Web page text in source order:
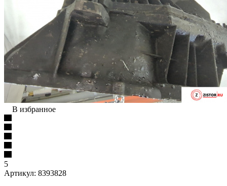
В избранное
5
Артикул: 8393828